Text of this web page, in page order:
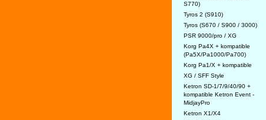
S770)
Tyros 2 (S910)
Tyros (S670 / S900 / 3000)
PSR 9000/pro / XG
Korg Pa4X + kompatible
(Pa5X/Pa1000/Pa700)
Korg Pa1/X + kompatible
XG / SFF Style
Ketron SD-1/7/9/40/90 +
kompatible Ketron Event -
MidjayPro
Ketron X1/X4